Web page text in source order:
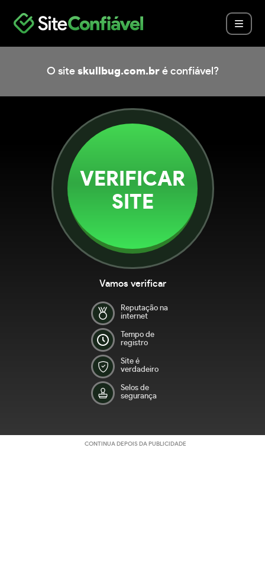
O site skullbug.com.bré confiável?
VERIFICAR
SITE
Vamos verificar
Reputação na
internet
Tempo de
registro
Site é
verdadeiro
Selos de
segurança
CONTINUA DEPOIS DA PUBLICIDADE